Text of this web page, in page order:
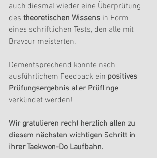
auch diesmal wieder eine Überprüfung
des theoretischen Wissens in Form
eines schriftlichen Tests, den alle mit
Bravour meisterten.
Dementsprechend konnte nach
ausführlichem Feedback ein positives
Prüfungsergebnis aller Prüflinge
verkündet werden!
Wir gratulieren recht herzlich allen zu
diesem nächsten wichtigen Schritt in
ihrer Taekwon-Do Laufbahn.